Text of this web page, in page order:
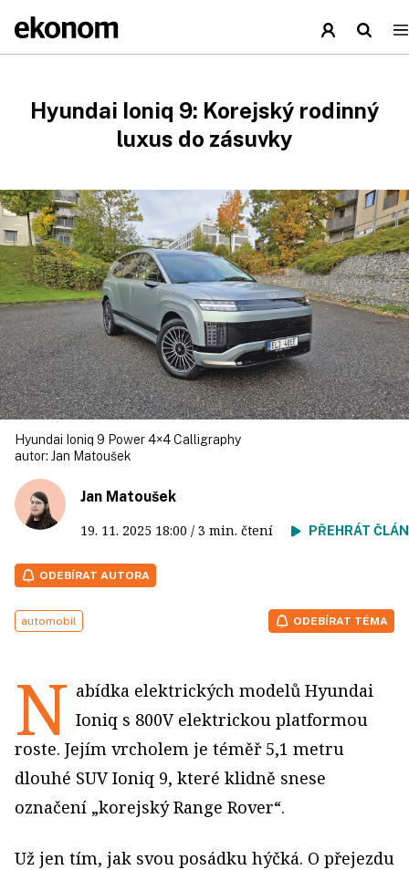
Hyundai Ioniq 9: Korejský rodinný
luxus do zásuvky
Hyundai Ioniq 9 Power 4×4 Calligraphy
autor: Jan Matoušek
Jan Matoušek
19. 11. 2025 18:00 / 3 min. čtení PŘEHRÁT
ODEBÍRAT AUTORA
automobil ODEBÍRAT TÉMA
N abídka elektrických modelů Hyundai
Ioniq s 800V elektrickou platformou
roste. Jejím vrcholem je téměř 5,1 metru
dlouhé SUV Ioniq 9, které klidně snese
označení „korejský Range Rover“.
Už jen tím, jak svou posádku hýčká. O přejezdu